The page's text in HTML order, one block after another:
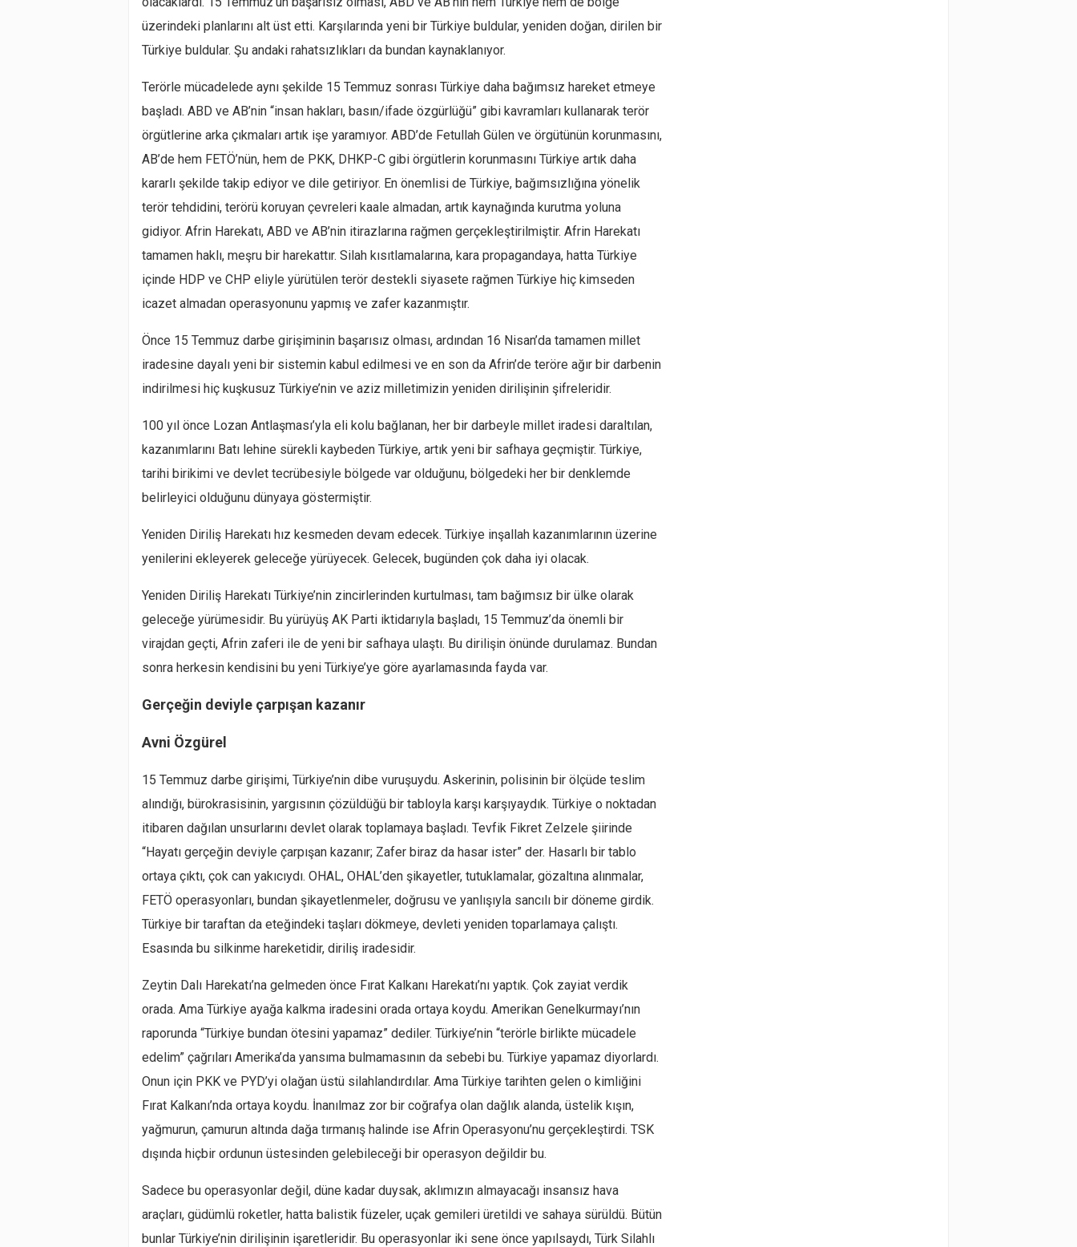
üzerindeki planlarını alt üst etti. Karşılarında yeni bir Türkiye buldular, yeniden doğan, dirilen bir
Türkiye buldular. Şu andaki rahatsızlıkları da bundan kaynaklanıyor.
Terörle mücadelede aynı şekilde 15 Temmuz sonrası Türkiye daha bağımsız hareket etmeye
başladı. ABD ve AB’nin “insan hakları, basın/ifade özgürlüğü” gibi kavramları kullanarak terör
örgütlerine arka çıkmaları artık işe yaramıyor. ABD’de Fetullah Gülen ve örgütünün korunmasını,
AB’de hem FETÖ’nün, hem de PKK, DHKP-C gibi örgütlerin korunmasını Türkiye artık daha
kararlı şekilde takip ediyor ve dile getiriyor. En önemlisi de Türkiye, bağımsızlığına yönelik
terör tehdidini, terörü koruyan çevreleri kaale almadan, artık kaynağında kurutma yoluna
gidiyor. Afrin Harekatı, ABD ve AB’nin itirazlarına rağmen gerçekleştirilmiştir. Afrin Harekatı
tamamen haklı, meşru bir harekattır. Silah kısıtlamalarına, kara propagandaya, hatta Türkiye
içinde HDP ve CHP eliyle yürütülen terör destekli siyasete rağmen Türkiye hiç kimseden
icazet almadan operasyonunu yapmış ve zafer kazanmıştır.
Önce 15 Temmuz darbe girişiminin başarısız olması, ardından 16 Nisan’da tamamen millet
iradesine dayalı yeni bir sistemin kabul edilmesi ve en son da Afrin’de teröre ağır bir darbenin
indirilmesi hiç kuşkusuz Türkiye’nin ve aziz milletimizin yeniden dirilişinin şifreleridir.
100 yıl önce Lozan Antlaşması’yla eli kolu bağlanan, her bir darbeyle millet iradesi daraltılan,
kazanımlarını Batı lehine sürekli kaybeden Türkiye, artık yeni bir safhaya geçmiştir. Türkiye,
tarihi birikimi ve devlet tecrübesiyle bölgede var olduğunu, bölgedeki her bir denklemde
belirleyici olduğunu dünyaya göstermiştir.
Yeniden Diriliş Harekatı hız kesmeden devam edecek. Türkiye inşallah kazanımlarının üzerine
yenilerini ekleyerek geleceğe yürüyecek. Gelecek, bugünden çok daha iyi olacak.
Yeniden Diriliş Harekatı Türkiye’nin zincirlerinden kurtulması, tam bağımsız bir ülke olarak
geleceğe yürümesidir. Bu yürüyüş AK Parti iktidarıyla başladı, 15 Temmuz’da önemli bir
virajdan geçti, Afrin zaferi ile de yeni bir safhaya ulaştı. Bu dirilişin önünde durulamaz. Bundan
sonra herkesin kendisini bu yeni Türkiye’ye göre ayarlamasında fayda var.
Gerçeğin deviyle çarpışan kazanır
Avni Özgürel
15 Temmuz darbe girişimi, Türkiye’nin dibe vuruşuydu. Askerinin, polisinin bir ölçüde teslim
alındığı, bürokrasisinin, yargısının çözüldüğü bir tabloyla karşı karşıyaydık. Türkiye o noktadan
itibaren dağılan unsurlarını devlet olarak toplamaya başladı. Tevfik Fikret Zelzele şiirinde
“Hayatı gerçeğin deviyle çarpışan kazanır; Zafer biraz da hasar ister” der. Hasarlı bir tablo
ortaya çıktı, çok can yakıcıydı. OHAL, OHAL’den şikayetler, tutuklamalar, gözaltına alınmalar,
FETÖ operasyonları, bundan şikayetlenmeler, doğrusu ve yanlışıyla sancılı bir döneme girdik.
Türkiye bir taraftan da eteğindeki taşları dökmeye, devleti yeniden toparlamaya çalıştı.
Esasında bu silkinme hareketidir, diriliş iradesidir.
Zeytin Dalı Harekatı’na gelmeden önce Fırat Kalkanı Harekatı’nı yaptık. Çok zayiat verdik
orada. Ama Türkiye ayağa kalkma iradesini orada ortaya koydu. Amerikan Genelkurmayı’nın
raporunda “Türkiye bundan ötesini yapamaz” dediler. Türkiye’nin “terörle birlikte mücadele
edelim” çağrıları Amerika’da yansıma bulmamasının da sebebi bu. Türkiye yapamaz diyorlardı.
Onun için PKK ve PYD’yi olağan üstü silahlandırdılar. Ama Türkiye tarihten gelen o kimliğini
Fırat Kalkanı’nda ortaya koydu. İnanılmaz zor bir coğrafya olan dağlık alanda, üstelik kışın,
yağmurun, çamurun altında dağa tırmanış halinde ise Afrin Operasyonu’nu gerçekleştirdi. TSK
dışında hiçbir ordunun üstesinden gelebileceği bir operasyon değildir bu.
Sadece bu operasyonlar değil, düne kadar duysak, aklımızın almayacağı insansız hava
araçları, güdümlü roketler, hatta balistik füzeler, uçak gemileri üretildi ve sahaya sürüldü. Bütün
bunlar Türkiye’nin dirilişinin işaretleridir. Bu operasyonlar iki sene önce yapılsaydı, Türk Silahlı